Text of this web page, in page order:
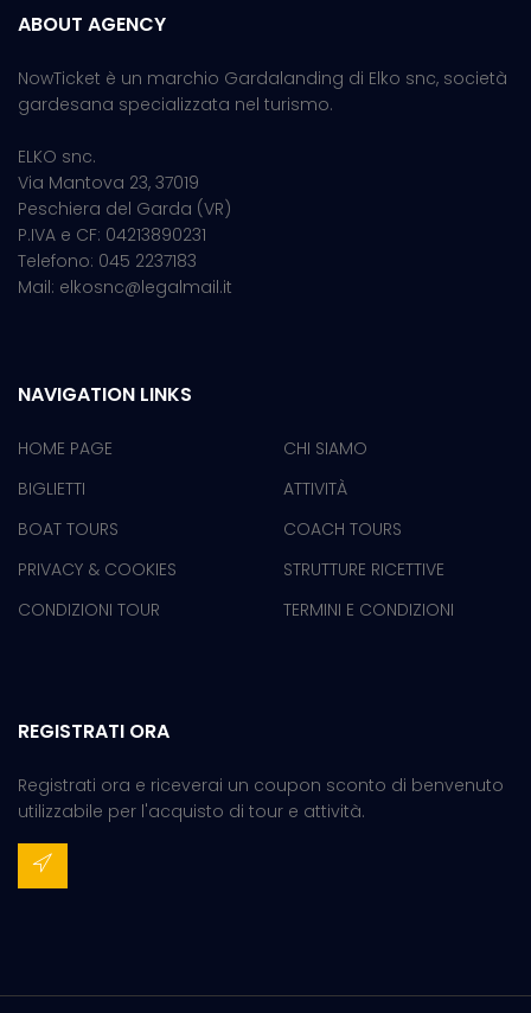
ABOUT AGENCY
NowTicket è un marchio Gardalanding di Elko snc, società
gardesana specializzata nel turismo.
ELKO snc.
Via Mantova 23, 37019
Peschiera del Garda (VR)
P.IVA e CF: 04213890231
Telefono: 045 2237183
Mail: elkosnc@legalmail.it
NAVIGATION LINKS
HOME PAGE
BIGLIETTI
BOAT TOURS
PRIVACY & COOKIES
CONDIZIONI TOUR
CHI SIAMO
ATTIVITÀ
COACH TOURS
STRUTTURE RICETTIVE
TERMINI E CONDIZIONI
REGISTRATI ORA
Registrati ora e riceverai un coupon sconto di benvenuto
utilizzabile per l'acquisto di tour e attività.